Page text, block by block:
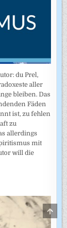
du Prel,
aller
bleiben. Das
Fäden
ist, zu fehlen
zu
allerdings
mit
will die
TO
TOP